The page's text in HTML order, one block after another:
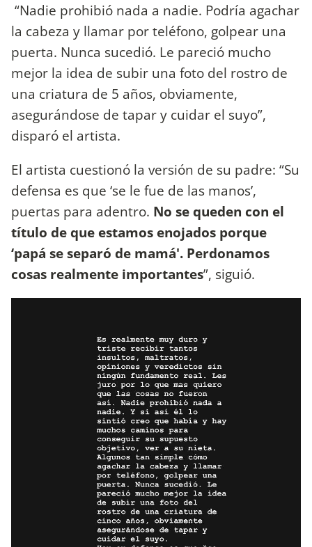
“Nadie prohibió nada a nadie. Podría agachar
la cabeza y llamar por teléfono, golpear una
puerta. Nunca sucedió. Le pareció mucho
mejor la idea de subir una foto del rostro de
una criatura de 5 años, obviamente,
asegurándose de tapar y cuidar el suyo”,
disparó el artista.
El artista cuestionó la versión de su padre: “Su
defensa es que ‘se le fue de las manos’,
puertas para adentro. No se queden con el
título de que estamos enojados porque
‘papá se separó de mamá'. Perdonamos
cosas realmente importantes”, siguió.